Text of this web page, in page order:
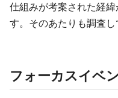
仕組みが考案された経
す。そのあたりも調査
フォーカスイベ